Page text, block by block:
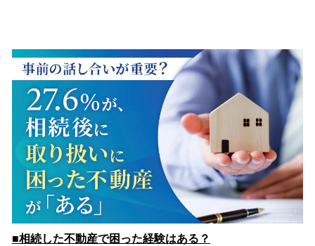
数
を
読
み
込
み
中
で
す
■相続した不動産で困った経験はある？